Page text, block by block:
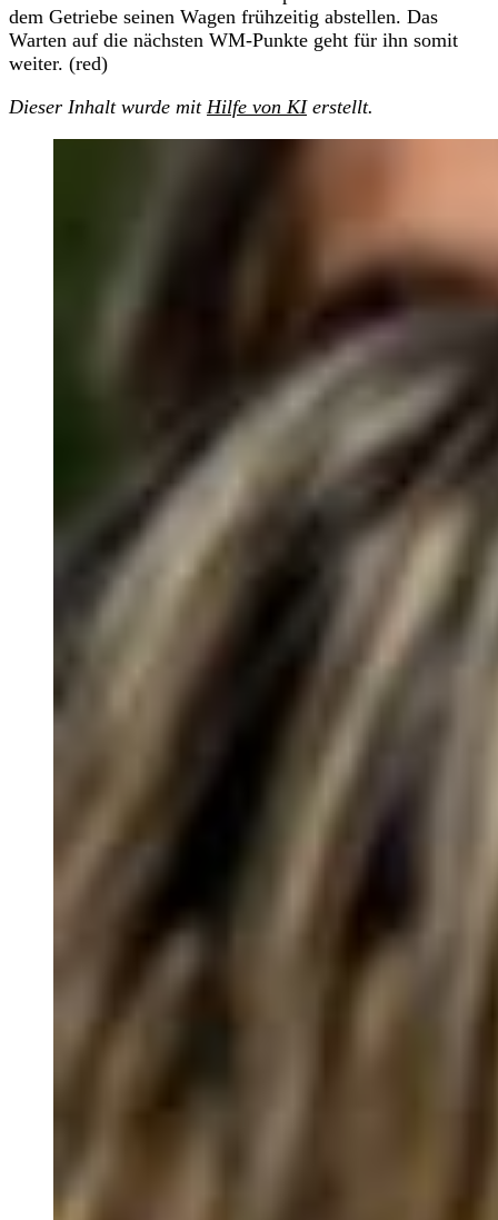
dem Getriebe seinen Wagen frühzeitig abstellen. Das
Warten auf die nächsten WM-Punkte geht für ihn somit
weiter. (red)
Dieser Inhalt wurde mit Hilfe von KIerstellt.